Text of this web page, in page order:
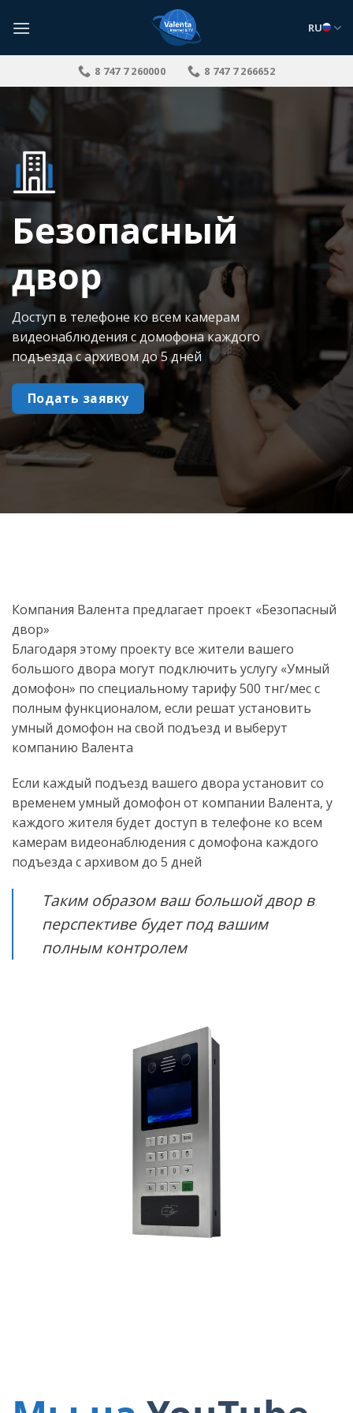
RU
8 747 7 260000 8 747 7 266652
Безопасный
двор
Доступ в телефоне ко всем камерам
видеонаблюдения с домофона каждого
подъезда с архивом до 5 дней
Подать заявку
Компания Валента предлагает проект «Безопасный
двор»
Благодаря этому проекту все жители вашего
большого двора могут подключить услугу «Умный
домофон» по специальному тарифу 500 тнг/мес с
полным функционалом, если решат установить
умный домофон на свой подъезд и выберут
компанию Валента
Если каждый подъезд вашего двора установит со
временем умный домофон от компании Валента, у
каждого жителя будет доступ в телефоне ко всем
камерам видеонаблюдения с домофона каждого
подъезда с архивом до 5 дней
Таким образом ваш большой двор в
перспективе будет под вашим
полным контролем